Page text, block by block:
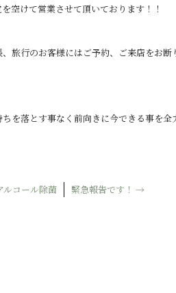
空けて営業させて頂いております！！
旅行のお客様にはご予約、ご来店をお断
を落とす事なく前向きに今できる事を
コール除菌 緊急報告です！ →